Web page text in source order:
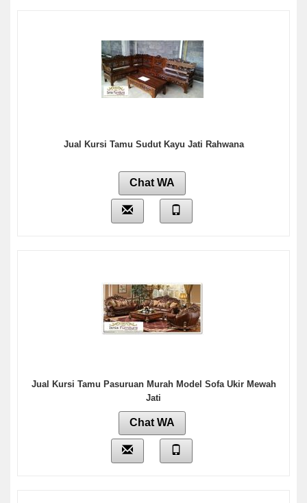
Jual Kursi Tamu Sudut Kayu Jati Rahwana
Chat WA
Jual Kursi Tamu Pasuruan Murah Model Sofa Ukir Mewah
Jati
Chat WA